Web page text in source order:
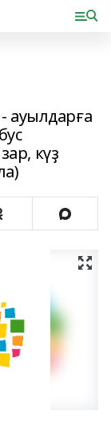
ауылдарға
күҙ